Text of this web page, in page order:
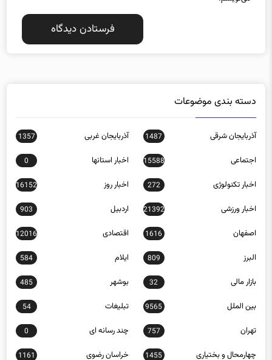
دسته بندی موضوعات
آذربایجان شرقی 1487 آذربایجان غربی 1357
اجتماعی 15588 اخبار استانها 0
اخبار تکنولوژی 272 اخبار روز 16152
اخبار ورزشی 21392 اردبیل 903
اصفهان 1616 اقتصادی 12016
البرز 809 ایلام 584
بازار مالی 32 بوشهر 485
بین الملل 9565 تبلیغات 54
تهران 757 چند رسانه ای 0
چهارمحال و بختیاری 1455 خراسان رضوی 1161